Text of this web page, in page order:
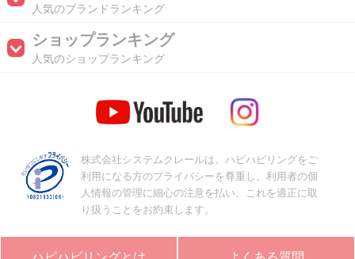
人気のブランドランキング
ショップランキング
人気のショップランキング
株式会社システムクレールは、ハピハピリングをご
利用になる方のプライバシーを尊重し、利用者の個
人情報の管理に細心の注意を払い、これを適正に取
り扱うことをお約束します。